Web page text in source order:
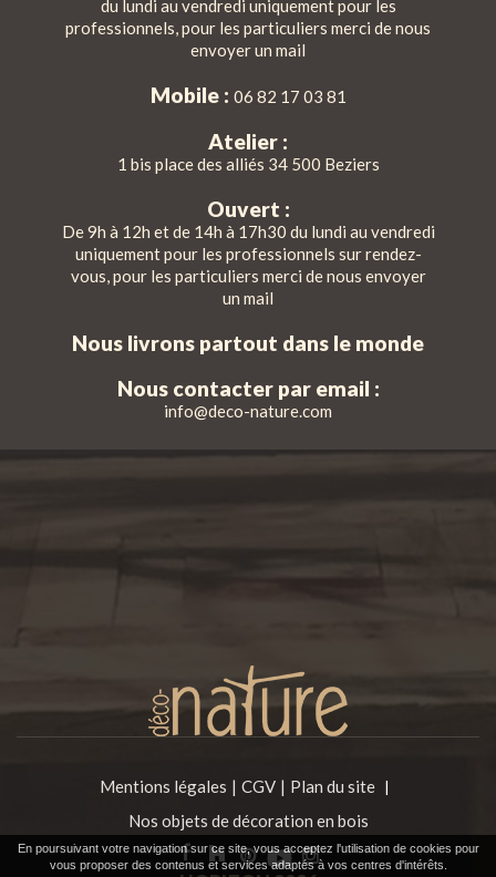
du lundi au vendredi uniquement pour les
professionnels, pour les particuliers merci de nous
envoyer un mail
Mobile : 06 82 17 03 81
Atelier :
1 bis place des alliés 34 500 Beziers
Ouvert :
De 9h à 12h et de 14h à 17h30 du lundi au vendredi
uniquement pour les professionnels sur rendez-
vous, pour les particuliers merci de nous envoyer
un mail
Nous livrons partout dans le monde
Nous contacter par email :
info@deco-nature.com
Mentions légales CGV Plan du site |
Nos objets de décoration en bois
En poursuivant votre navigation sur ce site, vous acceptez l'utilisation de cookies pour
vous proposer des contenus et services adaptés à vos centres d'intérêts.